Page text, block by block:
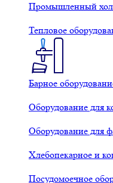
Промышленный
Тепловое
Барное
Оборудование для
Оборудование для
Хлебопекарное и
Посудомоечное